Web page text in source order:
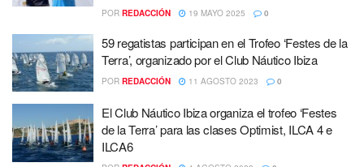
POR REDACCIÓN 19 MAYO 2025 0
59 regatistas participan en el Trofeo ‘Festes de la
Terra’, organizado por el Club Náutico Ibiza
POR REDACCIÓN 11 AGOSTO 2023 0
El Club Náutico Ibiza organiza el trofeo ‘Festes
de la Terra’ para las clases Optimist, ILCA 4 e
ILCA6